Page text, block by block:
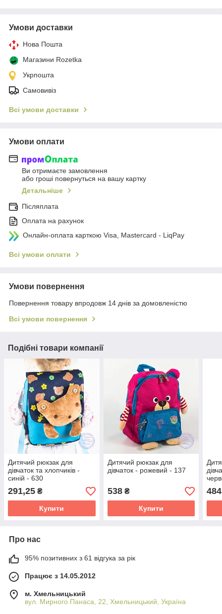
Умови доставки
Нова Пошта
Магазини Rozetka
Укрпошта
Самовивіз
Всі умови доставки
Умови оплати
Ви отримаєте замовлення
або гроші повернуться на вашу картку
Детальніше
Післяплата
Оплата на рахунок
Онлайн-оплата карткою Visa, Mastercard - LiqPay
Всі умови оплати
Умови повернення
Повернення товару впродовж 14 днів за домовленістю
Всі умови повернення
Подібні товари компанії
Дитячий рюкзак для
дівчаток та хлопчиків -
синій - 630
291,25 ₴
Купити
Дитячий рюкзак для
дівчаток - рожевий - 137
538₴
Купити
484
Про нас
95% позитивних з 61 відгука за рік
Працює з 14.05.2012
м. Хмельницький
вул. Мирного Панаса, 22, Хмельницький, Україна